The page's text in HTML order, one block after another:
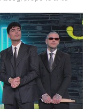
una realtà pervasiva.
in conflitti armati, il
un fenomeno